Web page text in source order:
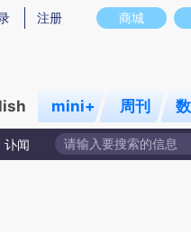
意图存在偏差。不代表财新观点和
商城
注册
mini+ 周刊
讣闻